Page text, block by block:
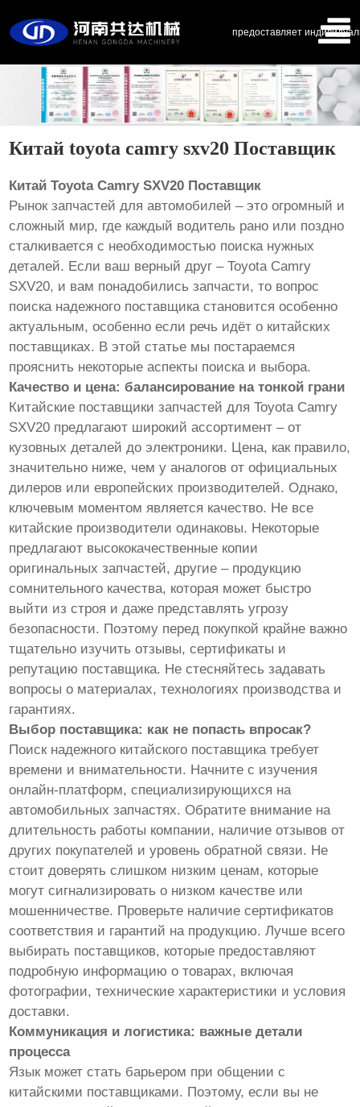
предоставляет
Китай toyota camry sxv20 Поставщик
Китай Toyota Camry SXV20 Поставщик
Рынок запчастей для автомобилей – это огромный и
сложный мир, где каждый водитель рано или поздно
сталкивается с необходимостью поиска нужных
деталей. Если ваш верный друг – Toyota Camry
SXV20, и вам понадобились запчасти, то вопрос
поиска надежного поставщика становится особенно
актуальным, особенно если речь идёт о китайских
поставщиках. В этой статье мы постараемся
прояснить некоторые аспекты поиска и выбора.
Качество и цена: балансирование на тонкой грани
Китайские поставщики запчастей для Toyota Camry
SXV20 предлагают широкий ассортимент – от
кузовных деталей до электроники. Цена, как правило,
значительно ниже, чем у аналогов от официальных
дилеров или европейских производителей. Однако,
ключевым моментом является качество. Не все
китайские производители одинаковы. Некоторые
предлагают высококачественные копии
оригинальных запчастей, другие – продукцию
сомнительного качества, которая может быстро
выйти из строя и даже представлять угрозу
безопасности. Поэтому перед покупкой крайне важно
тщательно изучить отзывы, сертификаты и
репутацию поставщика. Не стесняйтесь задавать
вопросы о материалах, технологиях производства и
гарантиях.
Выбор поставщика: как не попасть впросак?
Поиск надежного китайского поставщика требует
времени и внимательности. Начните с изучения
онлайн-платформ, специализирующихся на
автомобильных запчастях. Обратите внимание на
длительность работы компании, наличие отзывов от
других покупателей и уровень обратной связи. Не
стоит доверять слишком низким ценам, которые
могут сигнализировать о низком качестве или
мошенничестве. Проверьте наличие сертификатов
соответствия и гарантий на продукцию. Лучше всего
выбирать поставщиков, которые предоставляют
подробную информацию о товарах, включая
фотографии, технические характеристики и условия
доставки.
Коммуникация и логистика: важные детали
процесса
Язык может стать барьером при общении с
китайскими поставщиками. Поэтому, если вы не